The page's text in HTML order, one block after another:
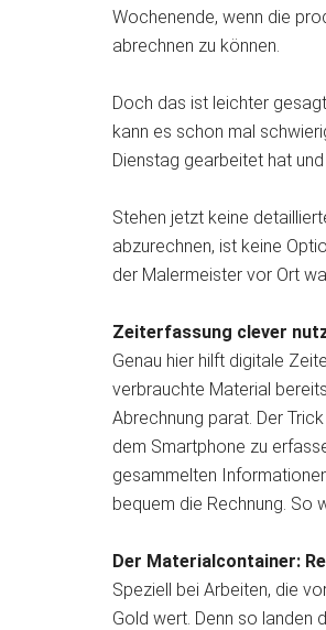
Wochenende, wenn die
abrechnen zu können.
Doch das ist leichter
kann es schon mal
Dienstag gearbeitet hat
Stehen jetzt keine
abzurechnen, ist keine
der Malermeister vor Ort
Zeiterfassung clever
Genau hier hilft digitale
verbrauchte Material
Abrechnung parat. Der
dem Smartphone zu
gesammelten
bequem die Rechnung. So
Der Materialcontainer:
Speziell bei Arbeiten, die
Gold wert. Denn so landen